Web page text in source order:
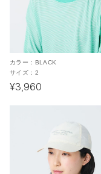
カラー： BLACK
サイズ： 2
¥3,960